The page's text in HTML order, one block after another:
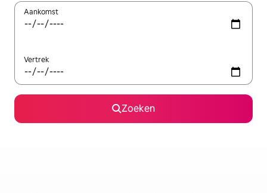
Aankomst
Vertrek
Zoeken